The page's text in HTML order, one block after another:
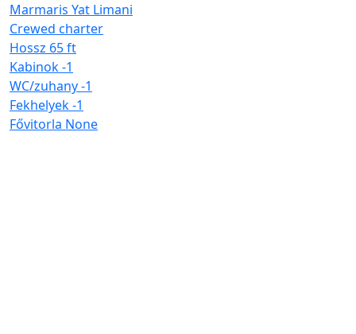
Marmaris Yat Limani
Crewed charter
Hossz 65 ft
Kabinok-1
WC/zuhany-1
Fekhelyek-1
Fővitorla None